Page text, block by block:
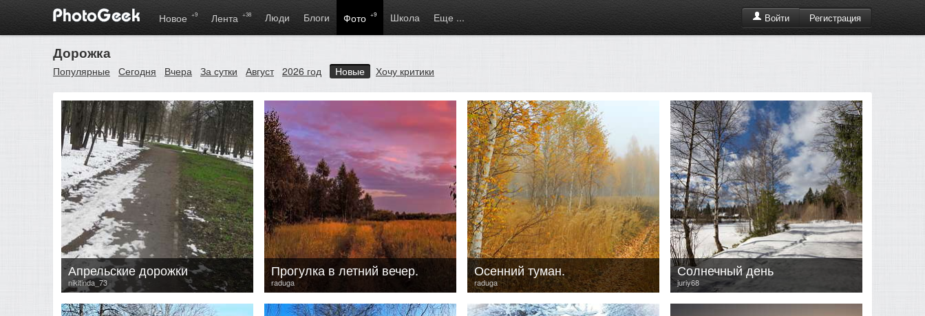
Войти Регистрация
Новое +9 Лента +38 Люди Блоги Фото +9 Школа Еще ...
Дорожка
Популярные Сегодня Вчера За сутки Август 2026 год Новые Хочу критики
nikitinda_73
Апрельские дорожки
raduga
Прогулка в летний вечер.
raduga
Осенний туман.
juriy68
Солнечный день